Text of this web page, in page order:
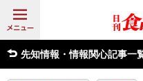
先知情報・情報関心記事一